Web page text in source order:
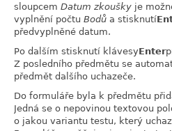
sloupcem Datum zkoušky je
vyplnění počtu Bodů a stisknutí
předvyplněné datum.
Po dalším stisknutí klávesyEnter
Z posledního předmětu se
předmět dalšího uchazeče.
Do formuláře byla k předmětu
Jedná se o nepovinou textovou
o jakou variantu testu, který